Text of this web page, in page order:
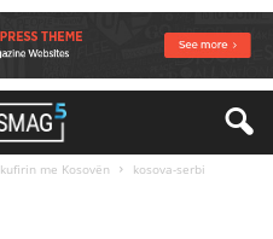
me Kosovën kosova-serbi